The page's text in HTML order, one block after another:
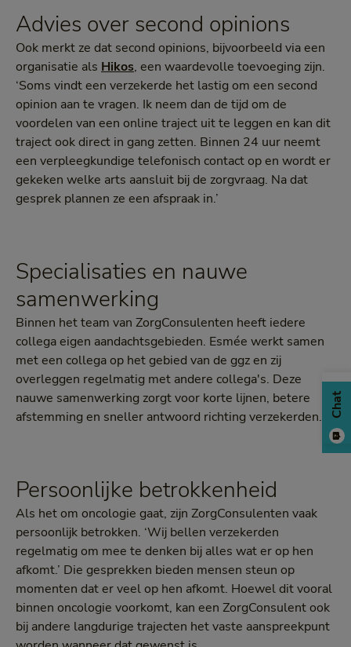
Advies over second opinions
Ook merkt ze dat second opinions, bijvoorbeeld via een
organisatie als Hikos, een waardevolle toevoeging zijn.
‘Soms vindt een verzekerde het lastig om een second
opinion aan te vragen. Ik neem dan de tijd om de
voordelen van een online traject uit te leggen en kan dit
traject ook direct in gang zetten. Binnen 24 uur neemt
een verpleegkundige telefonisch contact op en wordt er
gekeken welke arts aansluit bij de zorgvraag. Na dat
gesprek plannen ze een afspraak in.’
Specialisaties en nauwe
samenwerking
Binnen het team van ZorgConsulenten heeft iedere
collega eigen aandachtsgebieden. Esmée werkt samen
met een collega op het gebied van de ggz en zij
overleggen regelmatig met andere collega's. Deze
nauwe samenwerking zorgt voor korte lijnen, betere
afstemming en sneller antwoord richting verzekerden.
Persoonlijke betrokkenheid
Als het om oncologie gaat, zijn ZorgConsulenten vaak
persoonlijk betrokken. ‘Wij bellen verzekerden
regelmatig om mee te denken bij alles wat er op hen
afkomt.’ Die gesprekken bieden mensen steun op
momenten dat er veel op hen afkomt. Hoewel dit vooral
binnen oncologie voorkomt, kan een ZorgConsulent ook
bij andere langdurige trajecten het vaste aanspreekpunt
Chat